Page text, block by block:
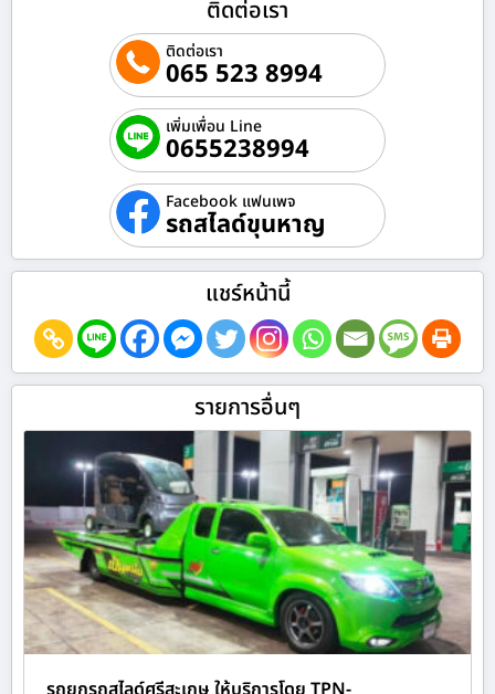
ติดต่อเรา
ติดต่อเรา
065 523 8994
เพิ่มเพื่อน Line
0655238994
Facebook แฟนเพจ
รถสไลด์ขุนหาญ
แชร์หน้านี้
รายการอื่นๆ